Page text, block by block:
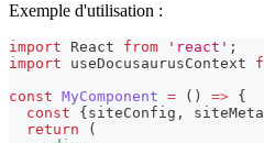
Exemple d'utilisation :
import React from 'react' ;
import
useDocusaurusContext
const MyComponent = ( ) => {
const
{ siteConfig ,
return
(